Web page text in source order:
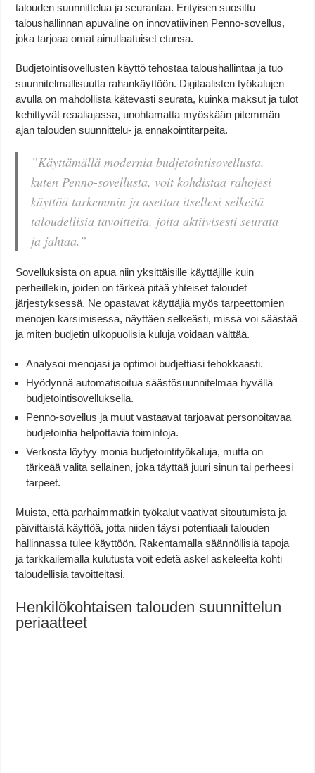
talouden suunnittelua ja seurantaa. Erityisen suosittu
taloushallinnan apuväline on innovatiivinen Penno-sovellus,
joka tarjoaa omat ainutlaatuiset etunsa.
Budjetointisovellusten käyttö tehostaa taloushallintaa ja tuo
suunnitelmallisuutta rahankäyttöön. Digitaalisten työkalujen
avulla on mahdollista kätevästi seurata, kuinka maksut ja tulot
kehittyvät reaaliajassa, unohtamatta myöskään pitemmän
ajan talouden suunnittelu- ja ennakointitarpeita.
”Käyttämällä modernia budjetointisovellusta,
kuten Penno-sovellusta, voit kohdistaa rahojesi
käyttöä tarkemmin ja asettaa itsellesi selkeitä
taloudellisia tavoitteita, joita aktiivisesti seurata
ja jahtaa.”
Sovelluksista on apua niin yksittäisille käyttäjille kuin
perheillekin, joiden on tärkeä pitää yhteiset taloudet
järjestyksessä. Ne opastavat käyttäjiä myös tarpeettomien
menojen karsimisessa, näyttäen selkeästi, missä voi säästää
ja miten budjetin ulkopuolisia kuluja voidaan välttää.
Analysoi menojasi ja optimoi budjettiasi tehokkaasti.
Hyödynnä automatisoitua säästösuunnitelmaa hyvällä
budjetointisovelluksella.
Penno-sovellus ja muut vastaavat tarjoavat personoitavaa
budjetointia helpottavia toimintoja.
Verkosta löytyy monia budjetointityökaluja, mutta on
tärkeää valita sellainen, joka täyttää juuri sinun tai perheesi
tarpeet.
Muista, että parhaimmatkin työkalut vaativat sitoutumista ja
päivittäistä käyttöä, jotta niiden täysi potentiaali talouden
hallinnassa tulee käyttöön. Rakentamalla säännöllisiä tapoja
ja tarkkailemalla kulutusta voit edetä askel askeleelta kohti
taloudellisia tavoitteitasi.
Henkilökohtaisen talouden suunnittelun
periaatteet